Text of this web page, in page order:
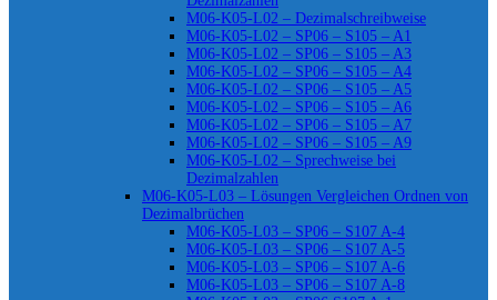
M06-K05-L02 – Dezimalschreibweise
M06-K05-L02 – SP06 – S105 – A1
M06-K05-L02 – SP06 – S105 – A3
M06-K05-L02 – SP06 – S105 – A4
M06-K05-L02 – SP06 – S105 – A5
M06-K05-L02 – SP06 – S105 – A6
M06-K05-L02 – SP06 – S105 – A7
M06-K05-L02 – SP06 – S105 – A9
M06-K05-L02 – Sprechweise bei
Dezimalzahlen
M06-K05-L03 – Lösungen Vergleichen Ordnen von
Dezimalbrüchen
M06-K05-L03 – SP06 – S107 A-4
M06-K05-L03 – SP06 – S107 A-5
M06-K05-L03 – SP06 – S107 A-6
M06-K05-L03 – SP06 – S107 A-8